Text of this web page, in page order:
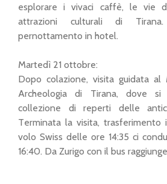
esplorare i vivaci caffè, le vie
attrazioni culturali di
pernottamento in hotel.
Martedì 21 ottobre:
Dopo colazione, visita guidata al
Archeologia di Tirana, dove
collezione di reperti delle
Terminata la visita,
volo Swiss delle ore 14:35 ci
16:40. Da Zurigo con il bus